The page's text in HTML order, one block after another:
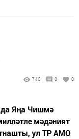
740 0 0
Яңа Чишмә
мәдәният
ул ТР АМО